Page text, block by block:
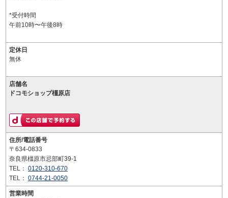
*受付時間
午前10時〜午後8時
定休日
無休
店舗名
ドコモショップ橿原店
住所/電話番号
〒634-0833
奈良県橿原市忌部町39-1
TEL： 0120-310-670
TEL： 0744-21-0050
営業時間